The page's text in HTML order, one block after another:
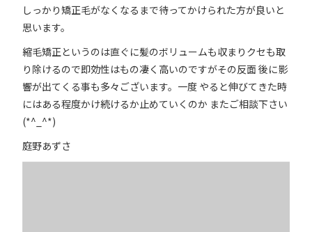
しっかり矯正毛がなくなるまで待ってかけられた方が良いと
思います。
縮毛矯正というのは直ぐに髪のボリュームも収まりクセも取
り除けるので即効性はもの凄く高いのですがその反面 後に影
響が出てくる事も多々ございます。一度 やると伸びてきた時
にはある程度かけ続けるか止めていくのか またご相談下さい
(*^_^*)
庭野あずさ